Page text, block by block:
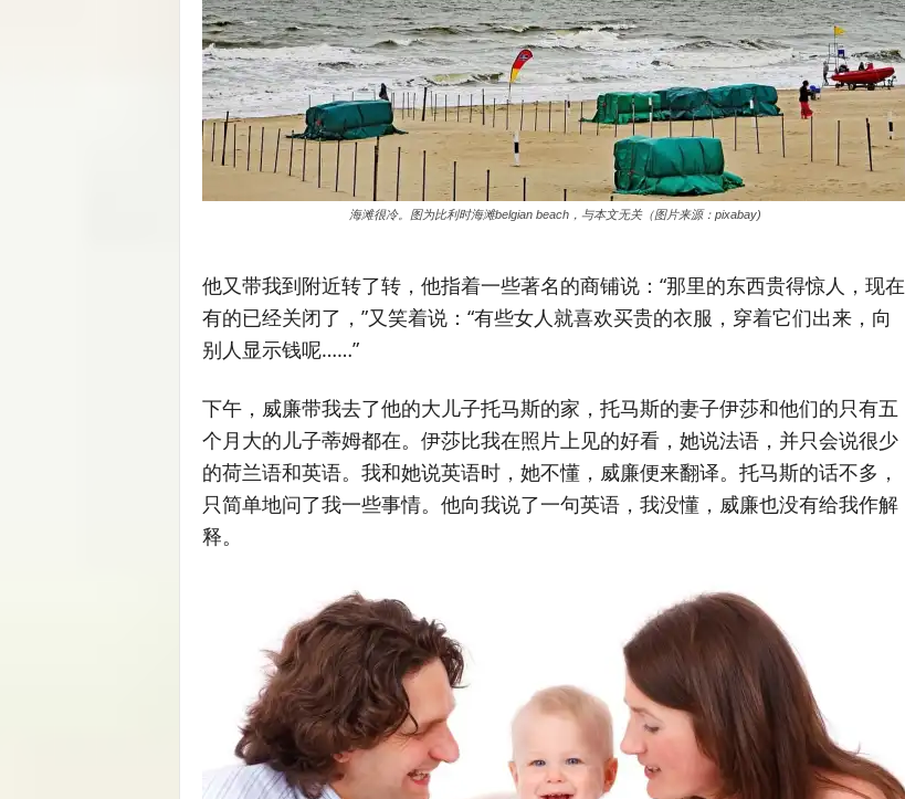
海滩很冷。图为比利时海滩belgian beach，与本文无关（图片来源：pixabay)
他又带我到附近转了转，他指着一些著名的商铺说：“那里的东西贵得惊人，现在
有的已经关闭了，”又笑着说：“有些女人就喜欢买贵的衣服，穿着它们出来，向
别人显示钱呢……”
下午，威廉带我去了他的大儿子托马斯的家，托马斯的妻子伊莎和他们的只有五
个月大的儿子蒂姆都在。伊莎比我在照片上见的好看，她说法语，并只会说很少
的荷兰语和英语。我和她说英语时，她不懂，威廉便来翻译。托马斯的话不多，
只简单地问了我一些事情。他向我说了一句英语，我没懂，威廉也没有给我作解
释。